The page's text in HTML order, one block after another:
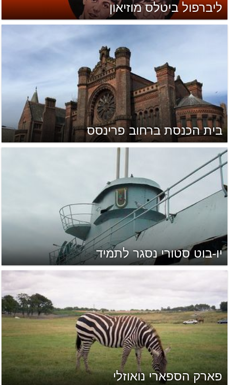
ליברפול ביטלס מוזיאון
בית הכנסת ברחוב פרינסס
יו-בוט סטורי נסגר לתמיד
פארק הספארי נואוזלי